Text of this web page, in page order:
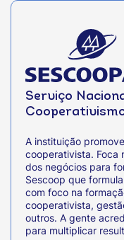
Serviço
A instituição
cooperativista. Foca
dos negócios para
Sescoop que
com foco na
cooperativista,
outros. A gente
para multiplicar